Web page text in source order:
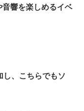
響を楽しめるイベ
し、こちらでもソ